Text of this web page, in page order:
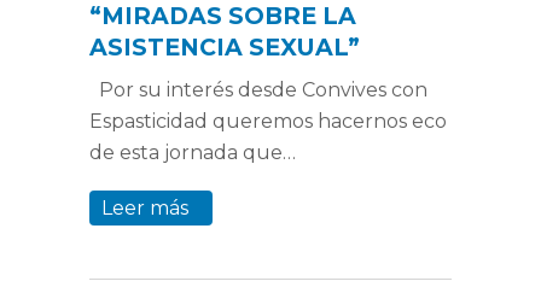
“MIRADAS SOBRE LA
ASISTENCIA SEXUAL”
Por su interés desde Convives con
Espasticidad queremos hacernos eco
de esta jornada que…
Leer más